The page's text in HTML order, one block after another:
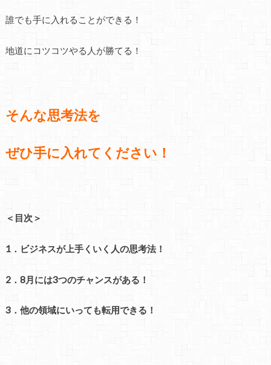
誰でも手に入れることができる！
地道にコツコツやる人が勝てる！
そんな思考法を
ぜひ手に入れてください！
＜目次＞
1．ビジネスが上手くいく人の思考法！
2．8月には3つのチャンスがある！
3．他の領域にいっても転用できる！